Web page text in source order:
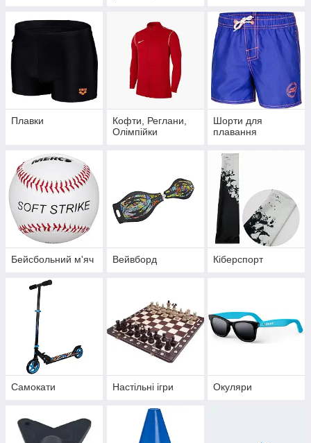
Плавки
Кофти, Реглани,
Олімпійки
Шорти для
плавання
Бейсбольний м'яч Вейвборд Кіберспорт
Самокати Настільні ігри Окуляри